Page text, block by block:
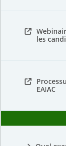
les
EAIAC